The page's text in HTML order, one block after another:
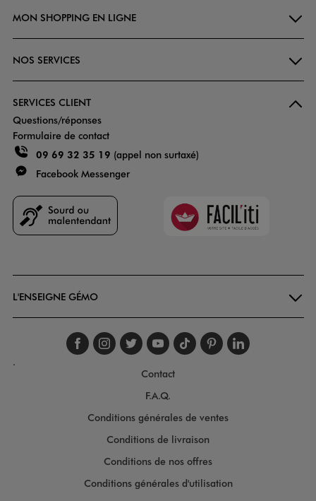
MON SHOPPING EN LIGNE
NOS SERVICES
SERVICES CLIENT
Questions/réponses
Formulaire de contact
09 69 32 35 19 (appel non surtaxé)
Facebook Messenger
Faciliti
L'ENSEIGNE GÉMO
Suivez-nous sur
Suivez-nous sur
Suivez-nous sur
Suivez-nous
Suivez-nous
Suivez-
.
Contact
F.A.Q.
Conditions générales de ventes
Conditions de livraison
Conditions de nos offres
Conditions générales d'utilisation